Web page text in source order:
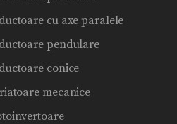
cu axe paralele
pendulare
conice
mecanice